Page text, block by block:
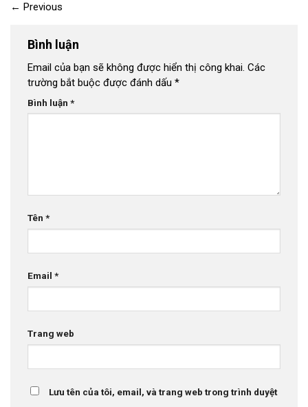
← Previous
Bình luận
Email của bạn sẽ không được hiển thị công khai. Các
trường bắt buộc được đánh dấu *
Bình luận *
Tên *
Email *
Trang web
Lưu tên của tôi, email, và trang web trong trình duyệt